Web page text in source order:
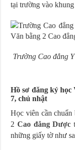
tại trường vào
Trường Cao đẳng
Hồ sơ đăng ký
7, chủ nhật
Học viên cần
2 Cao đẳng Dược
những giấy tờ như